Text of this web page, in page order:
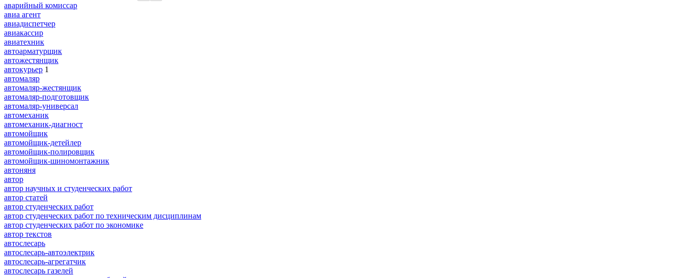
аварийный комиссар
авиа агент
авиадиспетчер
авиакассир
авиатехник
автоарматурщик
автожестянщик
автокурьер 1
автомаляр
автомаляр-жестянщик
автомаляр-подготовщик
автомаляр-универсал
автомеханик
автомеханик-диагност
автомойщик
автомойщик-детейлер
автомойщик-полировщик
автомойщик-шиномонтажник
автоняня
автор
автор научных и студенческих работ
автор статей
автор студенческих работ
автор студенческих работ по техническим дисциплинам
автор студенческих работ по экономике
автор текстов
автослесарь
автослесарь-автоэлектрик
автослесарь-агрегатчик
автослесарь газелей